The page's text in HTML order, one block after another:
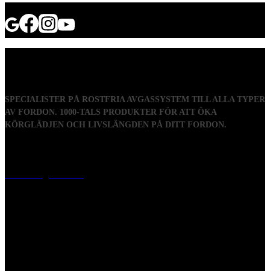
SPECIALISTER PÅ ROSTFRIA AVGASSYSTEM TILL ALLA TYPER
AV FORDON. 1000-TALS PRODUKTER FÖR ATT ÖKA
KÖRGLÄDJEN OCH LIVSLÄNGDEN PÅ DITT FORDON.